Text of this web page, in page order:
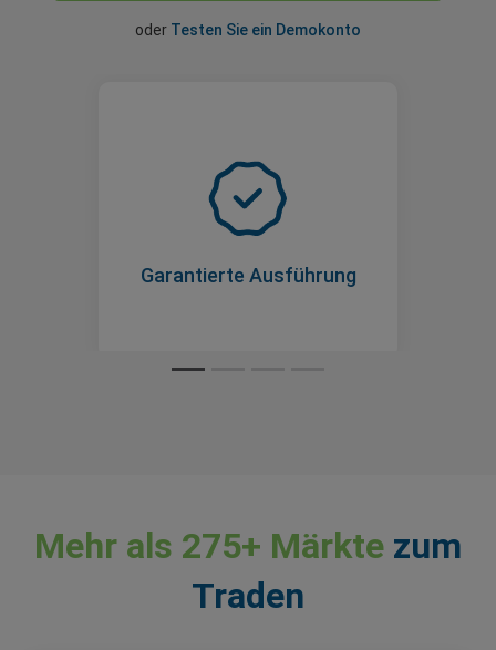
oder Testen Sie ein Demokonto
Garantierte Ausführung
Anders als beim Handel mit
Aktien gibt es immer einen
Käufer und einen Verkäufer, was
bedeutet, dass Sie nie auf einem
Vermögenswert sitzenbleiben.
Mehr als 275+ Märkte zum
Traden